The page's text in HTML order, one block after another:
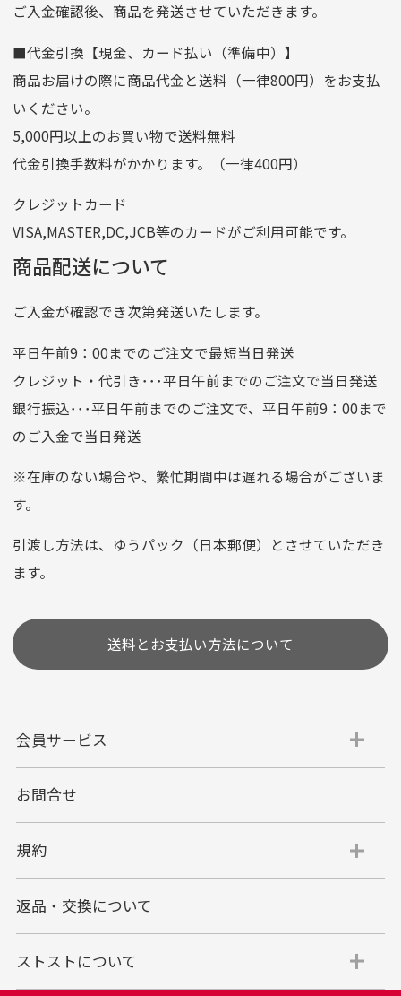
口座番号
0255557
口座名義
株式会社一条
ゆうちょ銀行
ゆうちょ間
記号
14710
他銀行から
店名
四七八（読みヨンナナハチ）
店番
478
預金種目
普通預金
口座番号
0776226
口座名義
株式会社一条
クレジットカード
選びいただけない場合がございます。
代金引換
代引手数料一律400円
す。
代金引換でのお支払い方法は現金のみとなりま
す。
商品代金＋送料(全国一律800円)＋代引手数料(一
ご入金確認後、商品を発送させていただきます。
■代金引換【現金、カード払い（準備中）】
商品お届けの際に商品代金と送料（一律800円）をお支払
いください。
5,000円以上のお買い物で送料無料
代金引換手数料がかかります。（一律400円）
クレジットカード
VISA,MASTER,DC,JCB等のカードがご利用可能です。
商品配送について
ご入金が確認でき次第発送いたします。
平日午前9：00までのご注文で最短当日発送
クレジット・代引き･･･平日午前までのご注文で当日発送
銀行振込･･･平日午前までのご注文で、平日午前9：00まで
のご入金で当日発送
※在庫のない場合や、繁忙期間中は遅れる場合がございま
す。
引渡し方法は、ゆうパック（日本郵便）とさせていただき
ます。
送料とお支払い方法について
会員サービス
お問合せ
規約
返品・交換について
ストストについて